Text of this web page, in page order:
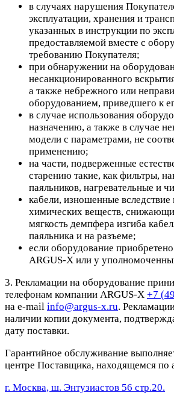
в случаях нарушения
эксплуатации, хранения и
указанных в инструкции по
предоставляемой вместе с
требованию Покупателя;
при обнаружении на
несанкционированного
а также небрежного или
оборудованием, приведшего к
в случае использования
назначению, а также в случае
модели с параметрами, не
применению;
на части, подверженные
старению такие, как фильтры,
паяльников, нагревательные и
кабели, изношенные вследствие
химических веществ,
мягкость демпфера изгиба
паяльника и на разъеме;
если оборудование
ARGUS-X или у
3. Рекламации на оборудование
телефонам компании ARGUS-X +7
на e-mail info@argus-x.ru.
наличии копии документа,
дату поставки.
Гарантийное обслуживание
центре Поставщика, находящемся по
г. Москва, ш. Энтузиастов 56 стр.20.